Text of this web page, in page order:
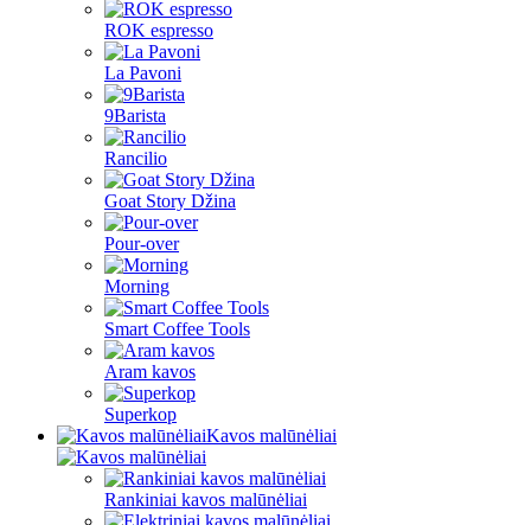
ROK espresso
La Pavoni
9Barista
Rancilio
Goat Story Džina
Pour-over
Morning
Smart Coffee Tools
Aram kavos
Superkop
Kavos malūnėliai
Rankiniai kavos malūnėliai